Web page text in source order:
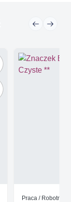
Praca / Robotnicy